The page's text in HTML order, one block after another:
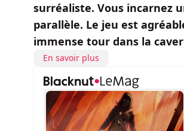
surréaliste. Vous incarnez
parallèle. Le jeu est
immense tour dans la
En savoir plus